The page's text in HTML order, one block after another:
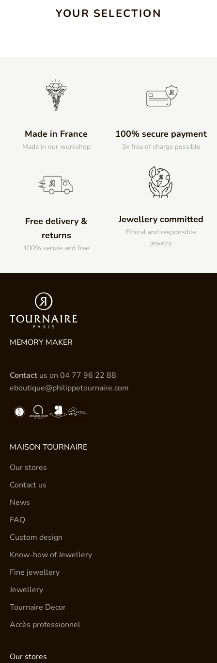
YOUR SELECTION
Made in France
Made in our workshop
100% secure payment
3x free of charge possible
Free delivery &
returns
100% secure and free
Jewellery committed
Ethical and responsible
jewelry
MEMORY MAKER
Contact us on 04 77 96 22 88
eboutique@philippetournaire.com
MAISON TOURNAIRE
Our stores
Contact us
News
FAQ
Custom design
Know-how of Jewellery
Fine jewellery
Jewellery
Tournaire Decor
Accès professionnel
Our stores